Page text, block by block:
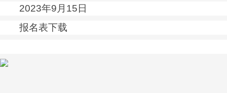
2023年9月15日
报名表下载